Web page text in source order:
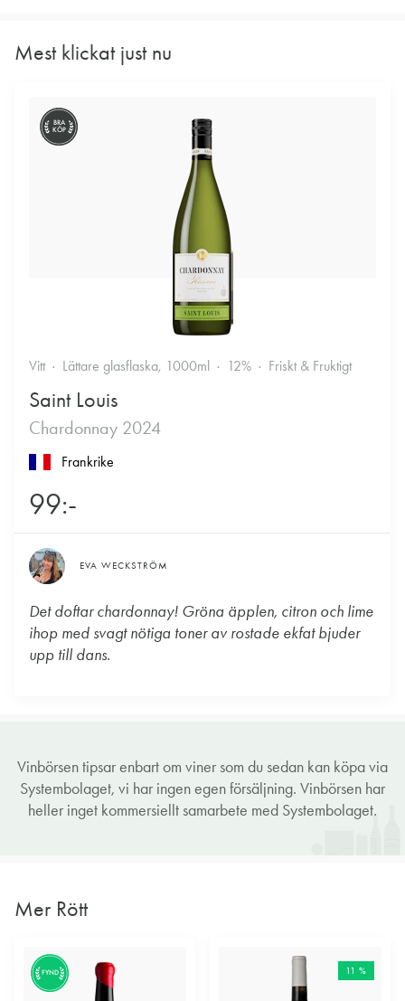
Mest klickat just nu
BRA
KÖP
Vitt Lättare glasflaska, 1000ml 12% Friskt & Fruktigt
Saint Louis
Chardonnay 2024
Frankrike
99:-
EVA WECKSTRÖM
Det doftar chardonnay! Gröna äpplen, citron och lime
ihop med svagt nötiga toner av rostade ekfat bjuder
upp till dans.
Vinbörsen tipsar enbart om viner som du sedan kan köpa via
Systembolaget, vi har ingen egen försäljning. Vinbörsen har
heller inget kommersiellt samarbete med Systembolaget.
Mer Rött
FYND 11 %